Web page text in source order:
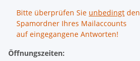
Bitte überprüfen Sie unbedingt den
Spamordner Ihres Mailaccounts
auf eingegangene Antworten!
Öffnungszeiten: